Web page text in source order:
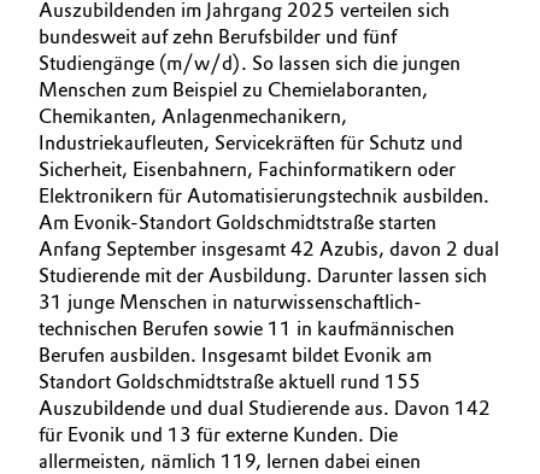
Personal Care & Beauty
Pharma & Biopharma
Plastics & Rubber
Pulp, Paper & Packaging
Textiles, Leather & Nonwovens
Auszubildenden im Jahrgang 2025 verteilen sich
bundesweit auf zehn Berufsbilder und fünf
Studiengänge (m/w/d). So lassen sich die jungen
Menschen zum Beispiel zu Chemielaboranten,
Chemikanten, Anlagenmechanikern,
Industriekaufleuten, Servicekräften für Schutz und
Sicherheit, Eisenbahnern, Fachinformatikern oder
Elektronikern für Automatisierungstechnik ausbilden.
Am Evonik-Standort Goldschmidtstraße starten
Anfang September insgesamt 42 Azubis, davon 2 dual
Studierende mit der Ausbildung. Darunter lassen sich
31 junge Menschen in naturwissenschaftlich-
technischen Berufen sowie 11 in kaufmännischen
Berufen ausbilden. Insgesamt bildet Evonik am
Standort Goldschmidtstraße aktuell rund 155
Auszubildende und dual Studierende aus. Davon 142
für Evonik und 13 für externe Kunden. Die
allermeisten, nämlich 119, lernen dabei einen